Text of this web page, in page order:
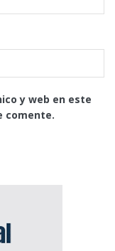
y web en este
comente.